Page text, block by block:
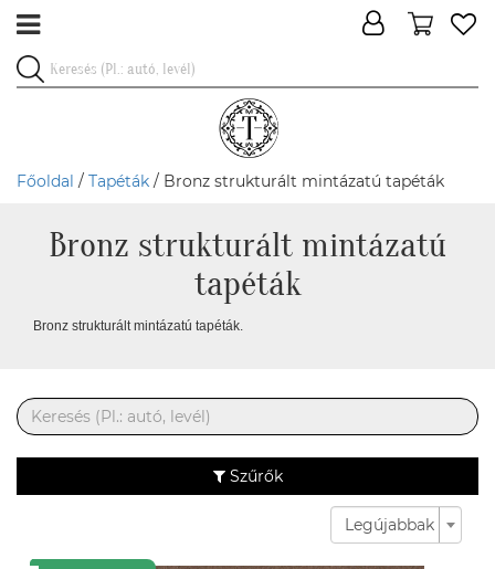
Főoldal / Tapéták / Bronz strukturált mintázatú tapéták
Bronz strukturált mintázatú
tapéták
Bronz strukturált mintázatú tapéták.
Szűrők
Legújabbak